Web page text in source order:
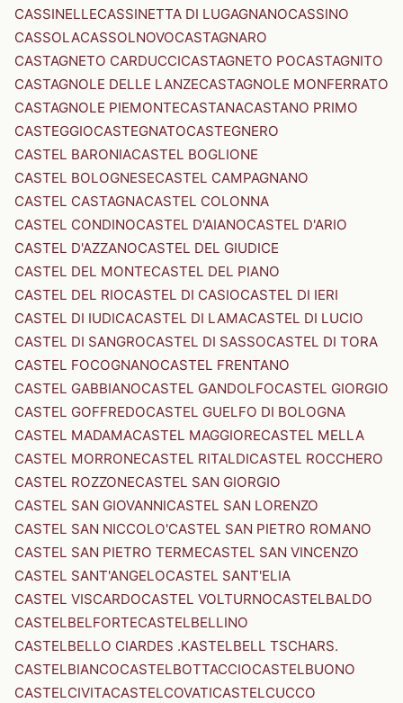
CASSINELLECASSINETTA DI LUGAGNANOCASSINO
CASSOLACASSOLNOVOCASTAGNARO
CASTAGNETO CARDUCCICASTAGNETO POCASTAGNITO
CASTAGNOLE DELLE LANZECASTAGNOLE MONFERRATO
CASTAGNOLE PIEMONTECASTANACASTANO PRIMO
CASTEGGIOCASTEGNATOCASTEGNERO
CASTEL BARONIACASTEL BOGLIONE
CASTEL BOLOGNESECASTEL CAMPAGNANO
CASTEL CASTAGNACASTEL COLONNA
CASTEL CONDINOCASTEL D'AIANOCASTEL D'ARIO
CASTEL D'AZZANOCASTEL DEL GIUDICE
CASTEL DEL MONTECASTEL DEL PIANO
CASTEL DEL RIOCASTEL DI CASIOCASTEL DI IERI
CASTEL DI IUDICACASTEL DI LAMACASTEL DI LUCIO
CASTEL DI SANGROCASTEL DI SASSOCASTEL DI TORA
CASTEL FOCOGNANOCASTEL FRENTANO
CASTEL GABBIANOCASTEL GANDOLFOCASTEL GIORGIO
CASTEL GOFFREDOCASTEL GUELFO DI BOLOGNA
CASTEL MADAMACASTEL MAGGIORECASTEL MELLA
CASTEL MORRONECASTEL RITALDICASTEL ROCCHERO
CASTEL ROZZONECASTEL SAN GIORGIO
CASTEL SAN GIOVANNICASTEL SAN LORENZO
CASTEL SAN NICCOLO'CASTEL SAN PIETRO ROMANO
CASTEL SAN PIETRO TERMECASTEL SAN VINCENZO
CASTEL SANT'ANGELOCASTEL SANT'ELIA
CASTEL VISCARDOCASTEL VOLTURNOCASTELBALDO
CASTELBELFORTECASTELBELLINO
CASTELBELLO CIARDES .KASTELBELL TSCHARS.
CASTELBIANCOCASTELBOTTACCIOCASTELBUONO
CASTELCIVITACASTELCOVATICASTELCUCCO